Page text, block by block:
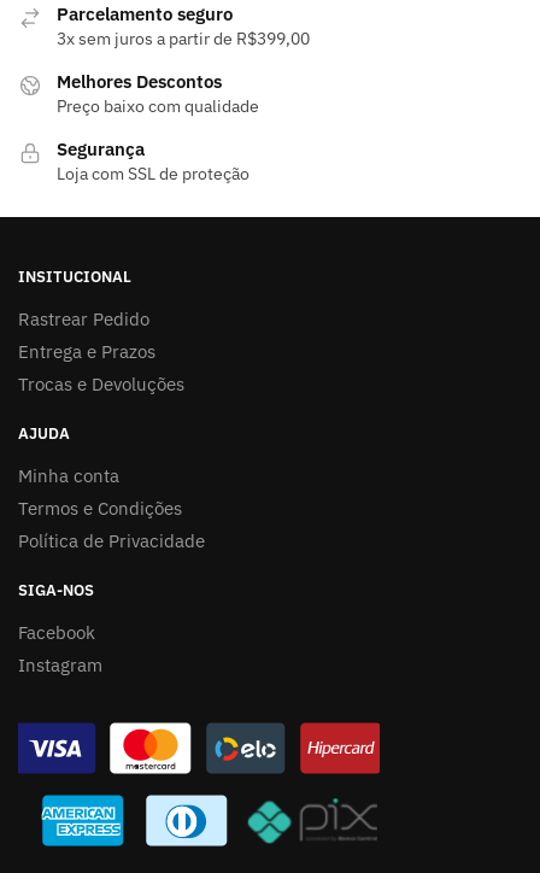
Parcelamento seguro
3x sem juros a partir de R$399,00
Melhores Descontos
Preço baixo com qualidade
Segurança
Loja com SSL de proteção
INSITUCIONAL
Rastrear Pedido
Entrega e Prazos
Trocas e Devoluções
AJUDA
Minha conta
Termos e Condições
Política de Privacidade
SIGA-NOS
Facebook
Instagram